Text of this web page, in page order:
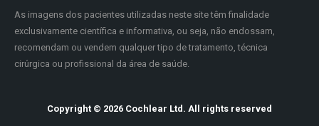
As imagens dos pacientes utilizadas neste site têm finalidade
exclusivamente científica e informativa, ou seja, não endossam,
recomendam ou vendem qualquer tipo de tratamento, técnica
cirúrgica ou profissional da área de saúde.
Copyright © 2026 Cochlear Ltd. All rights reserved